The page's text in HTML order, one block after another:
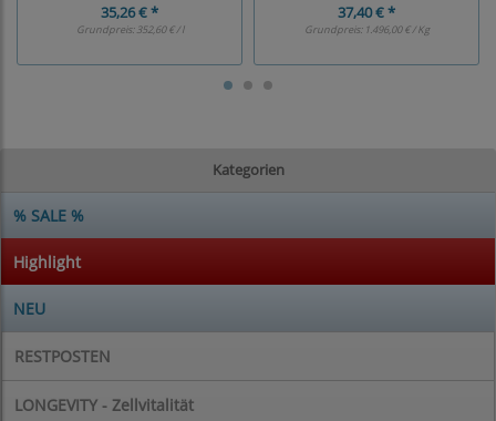
Kategorien
% SALE %
Highlight
NEU
RESTPOSTEN
LONGEVITY - Zellvitalität
35,26 € *
Grundpreis:352,60 € / l
37,40 € *
Grundpreis: 1.496,00 € / Kg